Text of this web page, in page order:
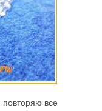
все